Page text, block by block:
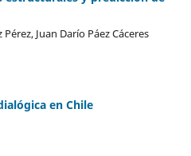
Juan Darío Páez Cáceres
en Chile